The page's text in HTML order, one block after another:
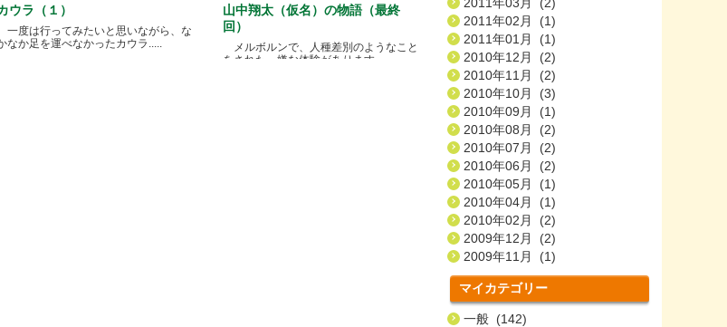
ウラ（１）
一度は行ってみたいと思いながら、な
なか足を運べなかったカウラ.....
山中翔太（仮名）の物語（最終
回）
メルボルンで、人種差別のようなこと
をされた、嫌な体験があります.....
2011年03月 (2)
2011年02月 (1)
2011年01月 (1)
2010年12月 (2)
2010年11月 (2)
2010年10月 (3)
2010年09月 (1)
2010年08月 (2)
2010年07月 (2)
2010年06月 (2)
2010年05月 (1)
2010年04月 (1)
2010年02月 (2)
2009年12月 (2)
2009年11月 (1)
マイカテゴリー
一般 (142)